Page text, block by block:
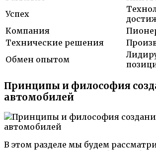
Успех
Компания
Технические решения
Обмен опытом
Принципы и философия
автомобилей
В этом разделе мы будем